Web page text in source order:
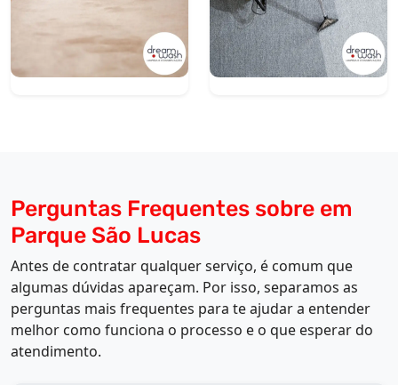
Perguntas Frequentes sobre em
Parque São Lucas
Antes de contratar qualquer serviço, é comum que
algumas dúvidas apareçam. Por isso, separamos as
perguntas mais frequentes para te ajudar a entender
melhor como funciona o processo e o que esperar do
atendimento.